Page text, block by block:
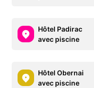
Hôtel Padirac
avec piscine
Hôtel Obernai
avec piscine